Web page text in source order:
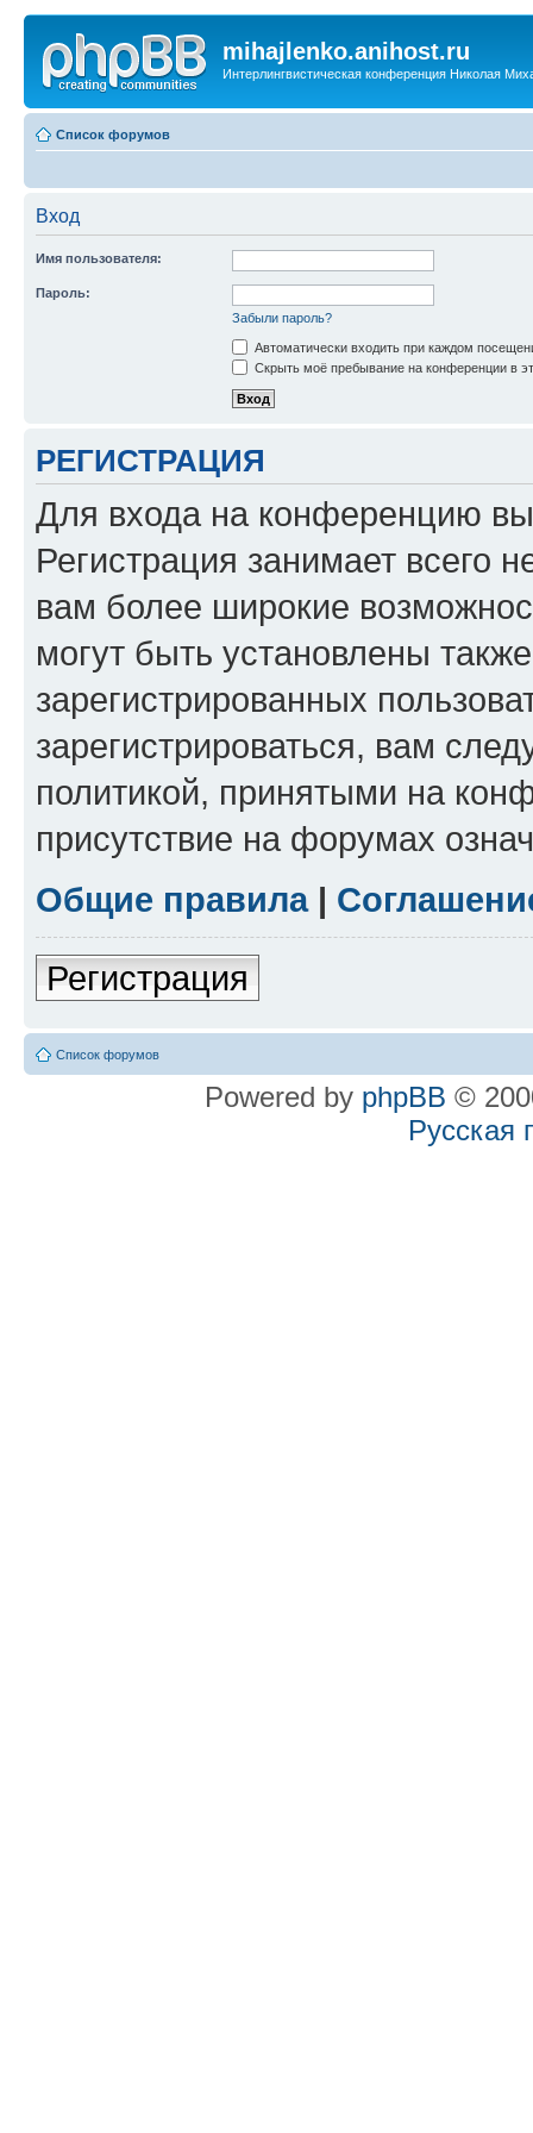
mihajlenko.anihost.ru
Интерлингвистическая конференция Николая
Список форумов
Вход
Имя пользователя:
Пароль:
Забыли пароль?
Автоматически входить при каждом
Скрыть моё пребывание на конференции в
РЕГИСТРАЦИЯ
Для входа на конференцию
Регистрация занимает всего
вам более широкие
могут быть установлены
зарегистрированных
зарегистрироваться, вам
политикой, принятыми на
присутствие на форумах
Общие правила|
Регистрация
Список форумов
Powered by phpBB ©
Русская